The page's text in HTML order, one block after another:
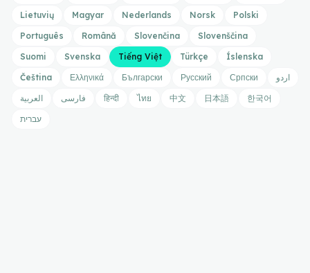
Lietuvių
Magyar Nederlands Norsk
Polski
Português
Română Slovenčina
Slovenščina
Suomi
Svenska Tiếng Việt Türkçe
Íslenska
Čeština
Ελληνικά Български Русский Српски
اردو
العربية
فارسی हिन्दी ไทย 中文 日本語
한국어
עברית